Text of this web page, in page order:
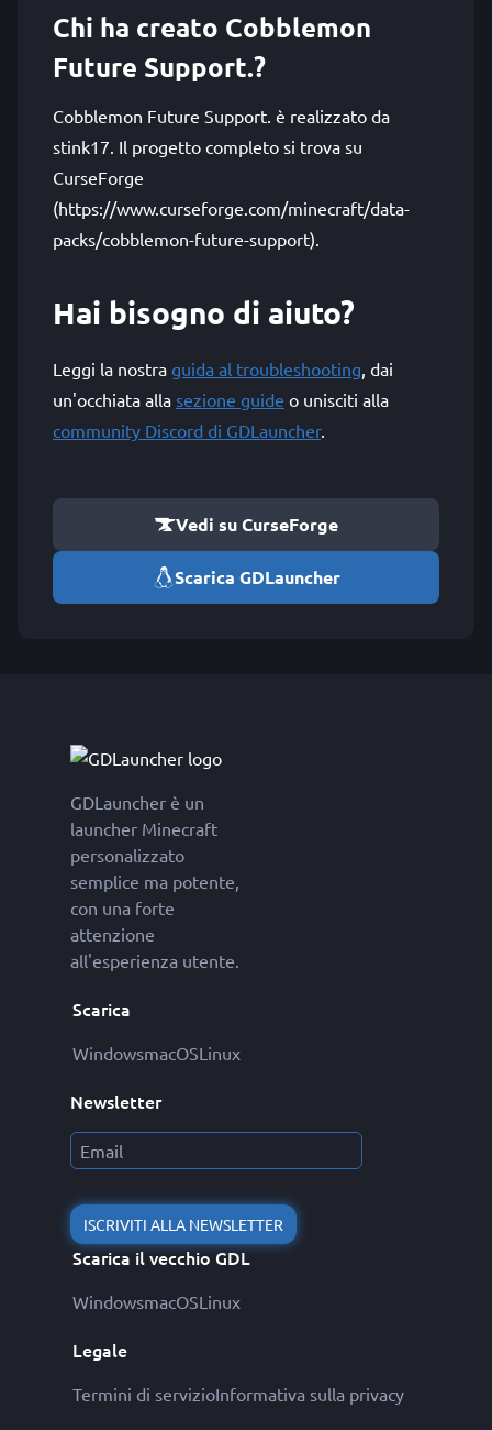
Chi ha creato Cobblemon
Future Support.?
Cobblemon Future Support. è realizzato da
stink17. Il progetto completo si trova su
CurseForge
(https://www.curseforge.com/minecraft/data-
packs/cobblemon-future-support).
Hai bisogno di aiuto?
Leggi la nostra guida al troubleshooting, dai
un'occhiata alla sezione guide o unisciti alla
community Discord di GDLauncher.
Vedi su CurseForge
Scarica GDLauncher
GDLauncher è un
launcher Minecraft
personalizzato
semplice ma potente,
con una forte
attenzione
all'esperienza utente.
Scarica
WindowsmacOSLinux
Newsletter
ISCRIVITI ALLA NEWSLETTER
Scarica il vecchio GDL
WindowsmacOSLinux
Legale
Termini di servizioInformativa sulla privacy